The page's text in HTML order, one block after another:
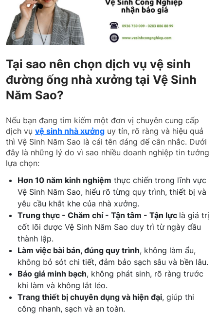
Tại sao nên chọn dịch vụ vệ sinh
đường ống nhà xưởng tại Vệ Sinh
Năm Sao?
Nếu bạn đang tìm kiếm một đơn vị chuyên cung cấp
dịch vụ vệ sinh nhà xưởng uy tín, rõ ràng và hiệu quả
thì Vệ Sinh Năm Sao là cái tên đáng để cân nhắc. Dưới
đây là những lý do vì sao nhiều doanh nghiệp tin tưởng
lựa chọn:
Hơn 10 năm kinh nghiệm thực chiến trong lĩnh vực
Vệ Sinh Năm Sao, hiểu rõ từng quy trình, thiết bị và
yêu cầu khắt khe của nhà xưởng.
Trung thực - Chăm chỉ - Tận tâm - Tận lực là giá trị
cốt lõi được Vệ Sinh Năm Sao duy trì từ ngày đầu
thành lập.
Làm việc bài bản, đúng quy trình, không làm ẩu,
không bỏ sót chi tiết, đảm bảo sạch sâu và bền lâu.
Báo giá minh bạch, không phát sinh, rõ ràng trước
khi làm và không lắt léo.
Trang thiết bị chuyên dụng và hiện đại, giúp thi
công nhanh, sạch và an toàn.